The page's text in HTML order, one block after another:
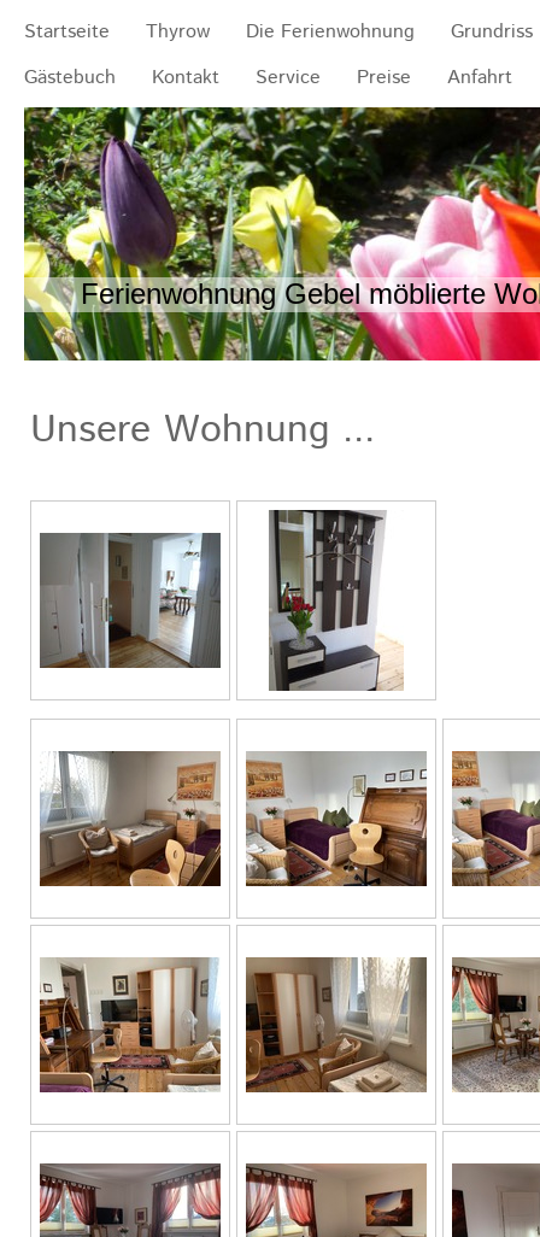
Startseite Thyrow Die Ferienwohnung
Grundriss
Gästebuch
Kontakt Service Preise Anfahrt
Ferienwohnung Gebel möblierte
Unsere Wohnung ...